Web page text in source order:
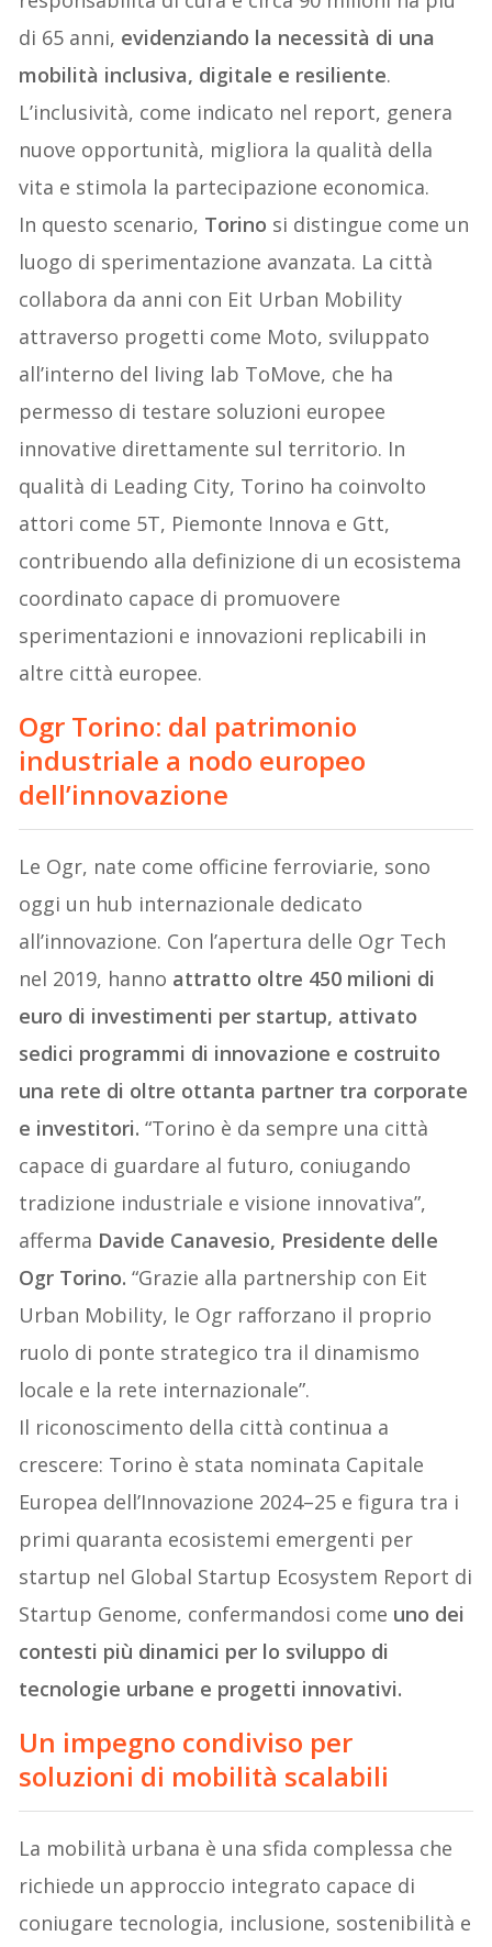
di 65 anni, evidenziando la necessità di una
mobilità inclusiva, digitale e resiliente.
L’inclusività, come indicato nel report, genera
nuove opportunità, migliora la qualità della
vita e stimola la partecipazione economica.
In questo scenario, Torino si distingue come un
luogo di sperimentazione avanzata. La città
collabora da anni con Eit Urban Mobility
attraverso progetti come Moto, sviluppato
all’interno del living lab ToMove, che ha
permesso di testare soluzioni europee
innovative direttamente sul territorio. In
qualità di Leading City, Torino ha coinvolto
attori come 5T, Piemonte Innova e Gtt,
contribuendo alla definizione di un ecosistema
coordinato capace di promuovere
sperimentazioni e innovazioni replicabili in
altre città europee.
Ogr Torino: dal patrimonio
industriale a nodo europeo
dell’innovazione
Le Ogr, nate come officine ferroviarie, sono
oggi un hub internazionale dedicato
all’innovazione. Con l’apertura delle Ogr Tech
nel 2019, hanno attratto oltre 450 milioni di
euro di investimenti per startup, attivato
sedici programmi di innovazione e costruito
una rete di oltre ottanta partner tra corporate
e investitori. “Torino è da sempre una città
capace di guardare al futuro, coniugando
tradizione industriale e visione innovativa”,
afferma Davide Canavesio, Presidente delle
Ogr Torino.“Grazie alla partnership con Eit
Urban Mobility, le Ogr rafforzano il proprio
ruolo di ponte strategico tra il dinamismo
locale e la rete internazionale”.
Il riconoscimento della città continua a
crescere: Torino è stata nominata Capitale
Europea dell’Innovazione 2024–25 e figura tra i
primi quaranta ecosistemi emergenti per
startup nel Global Startup Ecosystem Report di
Startup Genome, confermandosi come uno dei
contesti più dinamici per lo sviluppo di
tecnologie urbane e progetti innovativi.
Un impegno condiviso per
soluzioni di mobilità scalabili
La mobilità urbana è una sfida complessa che
richiede un approccio integrato capace di
coniugare tecnologia, inclusione, sostenibilità e